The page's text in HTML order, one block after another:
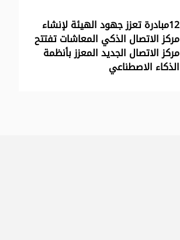
12مبادرة تعزز جهود الهيئة لإنشاء
مركز الاتصال الذكي المعاشات تفتتح
مركز الاتصال الجديد المعزز بأنظمة
الذكاء الاصطناعي